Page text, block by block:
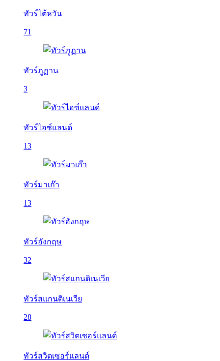
ทัวร์ไต้หวัน
71
ทัวร์ภูฏาน
3
ทัวร์ไอซ์แลนด์
13
ทัวร์มาเก๊า
13
ทัวร์อังกฤษ
32
ทัวร์สแกนดิเนเวีย
28
ทัวร์สวิตเซอร์แลนด์